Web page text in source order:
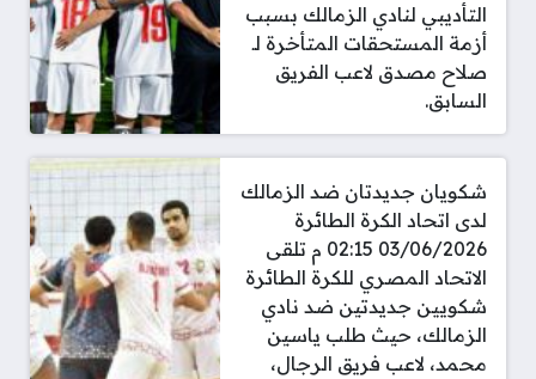
التأديبي لنادي الزمالك بسبب
أزمة المستحقات المتأخرة لـ
صلاح مصدق لاعب الفريق
السابق.
شكويان جديدتان ضد الزمالك
لدى اتحاد الكرة الطائرة
03/06/2026 02:15 م تلقى
الاتحاد المصري للكرة الطائرة
شكويين جديدتين ضد نادي
الزمالك، حيث طلب ياسين
محمد، لاعب فريق الرجال،